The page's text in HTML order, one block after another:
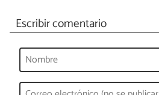
Escribir comentario